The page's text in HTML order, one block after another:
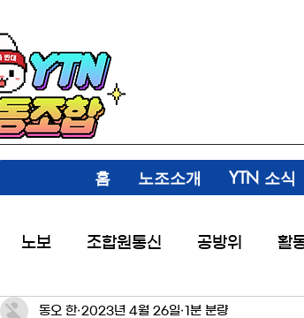
홈 노조소개 YTN 소식
노보 조합원통신 공방위 활
동오 한 2023년 4월 26일 1분 분량